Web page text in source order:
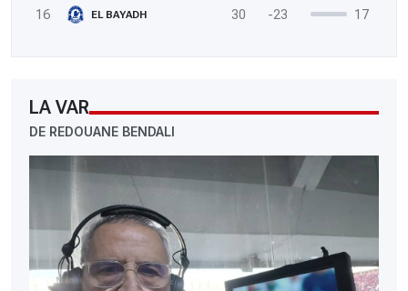
16
EL BAYADH 30 -23 17
LA VAR
DE REDOUANE BENDALI